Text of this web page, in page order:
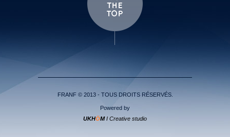
FRANF © 2013 - TOUS DROITS RÉSERVÉS.
Powered by
UKHÖMI Creative studio